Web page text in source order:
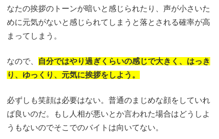
なたの挨拶のトーンが暗いと感じられたり、声が小さいた
めに元気がないと感じられてしまうと落とされる確率が高
まってしまう。
なので、 自分ではやり過ぎくらいの感じで大きく、はっき
り、ゆっくり、元気に挨拶をしよう。
必ずしも笑顔は必要はない。普通のまじめな顔をしていれ
ば良いのだ。もし人相が悪いとか言われた場合はどうしよ
うもないのでそこでのバイトは向いてない。